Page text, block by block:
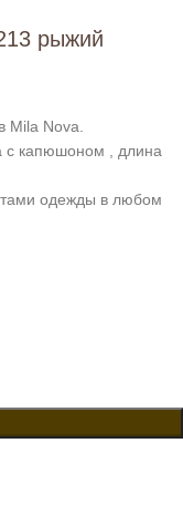
рыжий
Mila Nova.
с капюшоном , длина
одежды в любом